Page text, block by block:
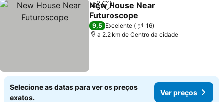
PartilharAdicionar aos favoritos
New House Near
Futuroscope
Ver preços
9,5 Excelente
16
a 2.2 km de Centro da cidade
Selecione as datas para ver os preços
exatos.
Ver preços